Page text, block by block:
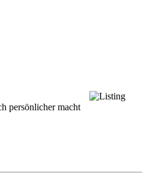
persönlicher macht